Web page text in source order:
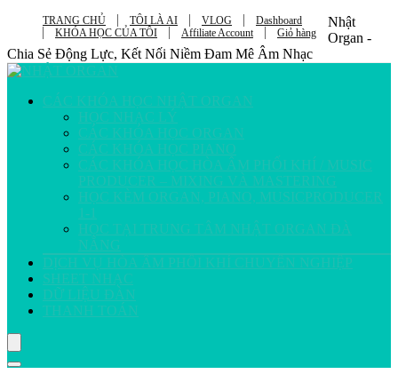
TRANG CHỦ TÔI LÀ AI VLOG
Dashboard
KHÓA HỌC CỦA TÔI
Affiliate Account Giỏ hàng
Nhật
Organ -
Chia Sẻ Động Lực, Kết Nối Niềm Đam Mê Âm Nhạc
CÁC KHÓA HỌC NHẬT ORGAN
HỌC NHẠC LÝ
CÁC KHÓA HỌC ORGAN
CÁC KHÓA HỌC PIANO
CÁC KHÓA HỌC HÒA ÂM PHỐI KHÍ / MUSIC
PRODUCER – MIXING VÀ MASTERING
HỌC KÈM ORGAN, PIANO, MUSICPRODUCER
1-1
HỌC TẠI TRUNG TÂM NHẬT ORGAN ĐÀ
NẴNG
DỊCH VỤ HÒA ÂM PHỐI KHÍ CHUYÊN NGHIỆP
SHEET NHẠC
DỮ LIỆU ĐÀN
THANH TOÁN